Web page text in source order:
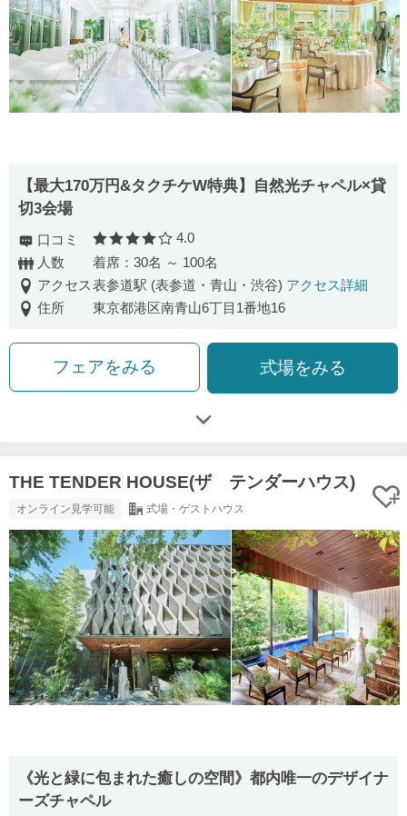
【最大170万円&タクチケW特典】自然光チャペル×貸
切3会場
口コミ 口コミ評価
4.0
人数
着席：30名 ～ 100名
アクセス表参道駅 (表参道・青山・渋谷) アクセス詳細
住所
東京都港区南青山6丁目1番地16
フェアをみる 式場をみる
THE TENDER HOUSE(ザ テンダーハウス)
オンライン見学可能 式場・ゲストハウス
《光と緑に包まれた癒しの空間》都内唯一のデザイナ
ーズチャペル